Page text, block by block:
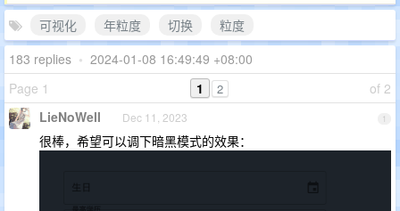
可视化
年粒度 切换
粒度
183 replies • 2024-01-08 16:49:49 +08:00
Page 1
of 2
1 2
1
LieNoWell Dec 11, 2023
很棒，希望可以调下暗黑模式的效果：